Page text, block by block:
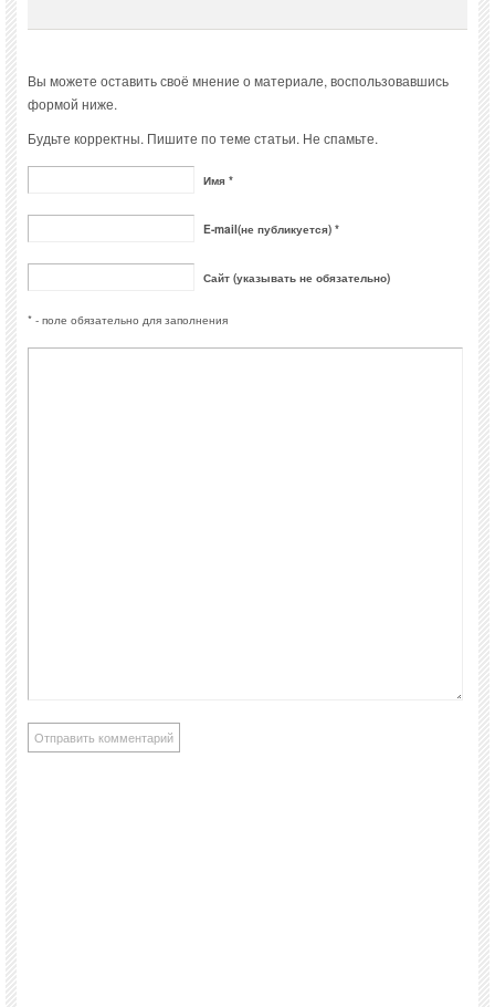
Вы можете оставить своё мнение о материале, воспользовавшись
формой ниже.
Будьте корректны. Пишите по теме статьи. Не спамьте.
Имя *
E-mail(не публикуется) *
Сайт (указывать не обязательно)
* - поле обязательно для заполнения